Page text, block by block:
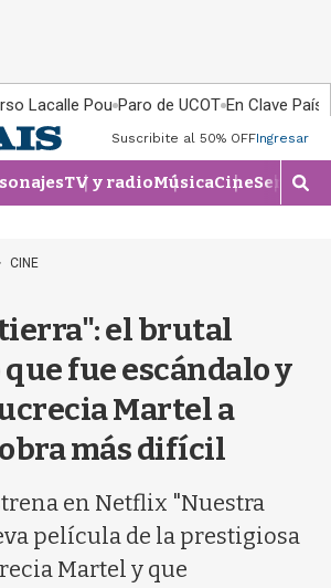
Lacalle Pou Paro de UCOT En Clave País
Suscribite al 50% OFFIngresar
TV y radioMúsicaCineSeries
M
o
CINE
el brutal
fue escándalo y
Martel a
más difícil
en Netflix "Nuestra
película de la prestigiosa
Martel y que